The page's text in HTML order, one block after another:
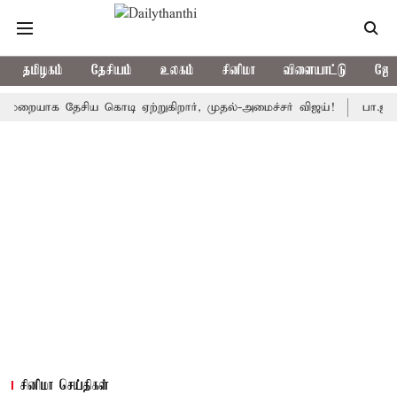
தமிழகம் தேசியம் உலகம் சினிமா விளையாட்டு
தேசிய கொடி ஏற்றுகிறார், முதல்-அமைச்சர் விஜய்! பா.ஜ.க.வை
சினிமா செய்திகள்